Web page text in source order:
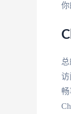
你
访